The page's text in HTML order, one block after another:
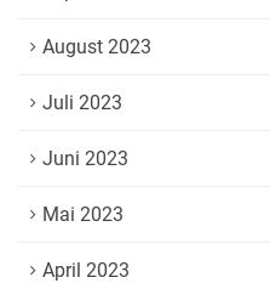
August 2023
Juli 2023
Juni 2023
Mai 2023
April 2023